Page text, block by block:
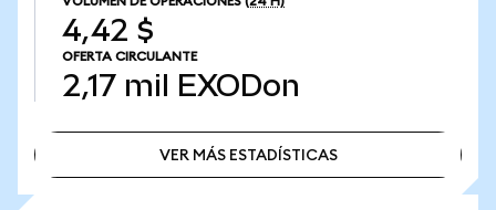
4,42 $
OFERTA CIRCULANTE
2,17 mil EXODon
VER MÁS ESTADÍSTICAS